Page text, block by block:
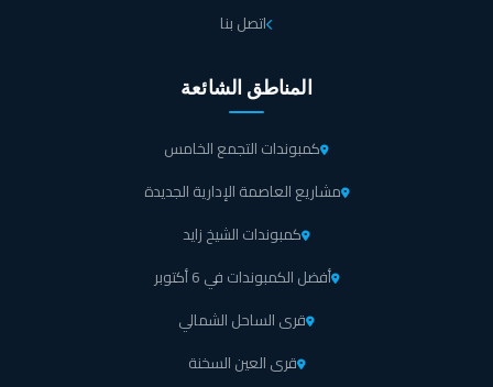
اتصل بنا
المناطق الشائعة
كمبوندات التجمع الخامس
مشاريع العاصمة الإدارية الجديدة
كمبوندات الشيخ زايد
أفضل الكمبوندات في 6 أكتوبر
قرى الساحل الشمالي
قرى العين السخنة